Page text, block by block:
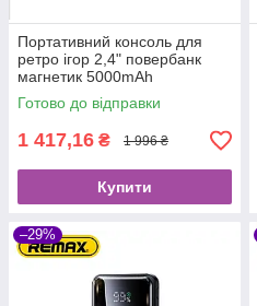
Портативний консоль для
ретро ігор 2,4" повербанк
магнетик 5000mAh
Готово до відправки
1 417,16 ₴ 1 996 ₴
Купити
–29%